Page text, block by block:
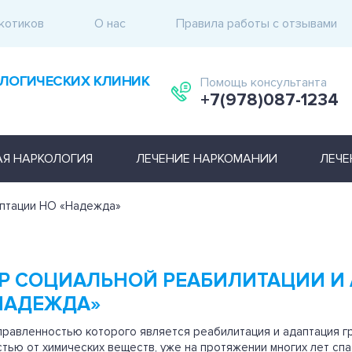
О нас Правила работы с отзывами
КЛИНИК Помощь консультанта
+7(978)087-1234
НАРКОЛОГИЯ ЛЕЧЕНИЕ НАРКОМАНИИ
НО «Надежда»
СОЦИАЛЬНОЙ РЕАБИЛИТАЦИИ
которого является реабилитация и адаптация
от химических веществ, уже на протяжении многих лет